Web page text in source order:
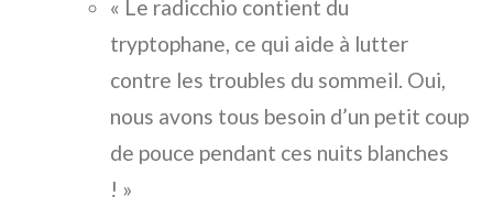
« Le radicchio contient du
tryptophane, ce qui aide à lutter
contre les troubles du sommeil. Oui,
nous avons tous besoin d’un petit coup
de pouce pendant ces nuits blanches
! »